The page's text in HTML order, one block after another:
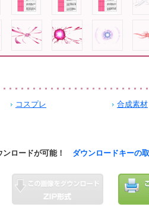
コスプレ
合成素材
ロードが可能！ ダウンロードキーの